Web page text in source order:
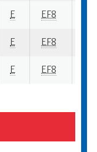
E EF8
E EF8
E EF8